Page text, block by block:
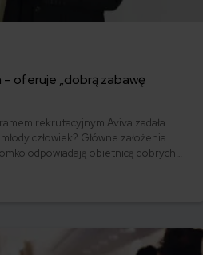
oferuje „dobrą zabawę
rekrutacyjnym Aviva zadała
człowiek? Główne założenia
odpowiadają obietnicą dobrych